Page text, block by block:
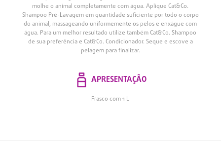
molhe o animal completamente com água. Aplique Cat&Co.
Shampoo Pré-Lavagem em quantidade suficiente por todo o corpo
do animal, massageando uniformemente os pelos e enxágue com
água. Para um melhor resultado utilize também Cat&Co. Shampoo
de sua preferência e Cat&Co. Condicionador. Seque e escove a
pelagem para finalizar.
APRESENTAÇÃO
Frasco com 1 L